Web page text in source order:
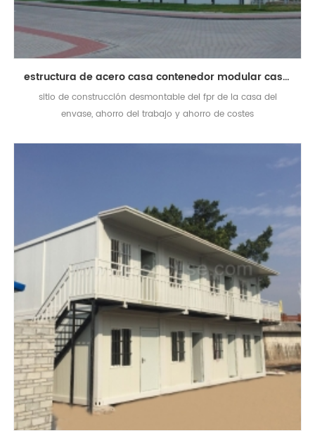
estructura de acero casa contenedor modular casa de contenedor desmontable en sitio de construcción
sitio de construcción desmontable del fpr de la casa del
envase, ahorro del trabajo y ahorro de costes